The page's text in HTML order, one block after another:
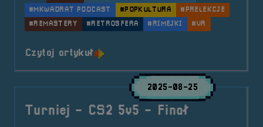
#MKWADRAT PODCAST
#POPKULTURA
#PRELEKCJE
#REMASTERY
#RETROSFERA #RIMEJKI #VR
Czytaj artykuło tytule Prelegenci &#8211;
2025-08-25
Turniej - CS2 5v5 - Finał